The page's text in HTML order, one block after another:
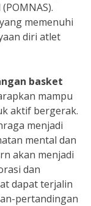
memenuhi
diri atlet
basket
mampu
aktif bergerak.
menjadi
mental dan
akan menjadi
dan
dapat terjalin
pertandingan